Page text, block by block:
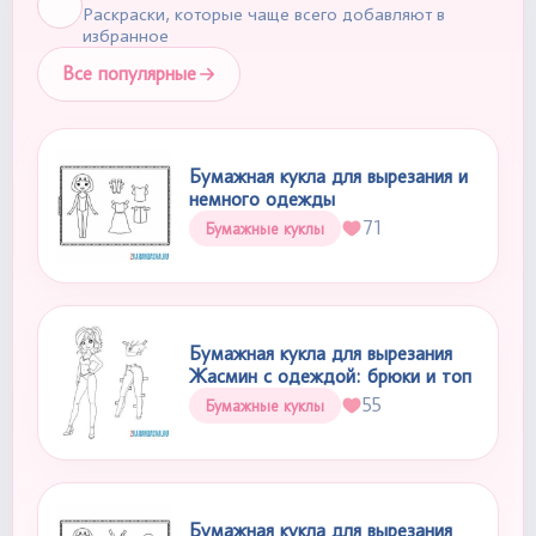
Раскраски, которые чаще всего добавляют в
избранное
Все популярные
Бумажная кукла для вырезания и
немного одежды
Бумажные куклы 71
Бумажная кукла для вырезания
Жасмин с одеждой: брюки и топ
Бумажные куклы 55
Бумажная кукла для вырезания